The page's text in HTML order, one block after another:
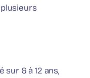
sur 6 à 12 ans,